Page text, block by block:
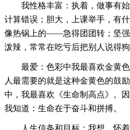
我性格丰富：执着，做事有
计算错误；胆大，上课举手，有
像热锅上的——急得团团转；坚强
泼辣，常常在吃亏后把别人说得狗
最爱：色彩中我最喜欢金黄
人最需要的就是这种金黄色的鼓
中，我最喜欢《生命制高点》。
我知道：生命在于奋斗和拼搏。